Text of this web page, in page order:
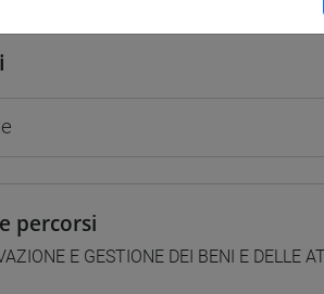
percorsi
E GESTIONE DEI BENI E DELLE